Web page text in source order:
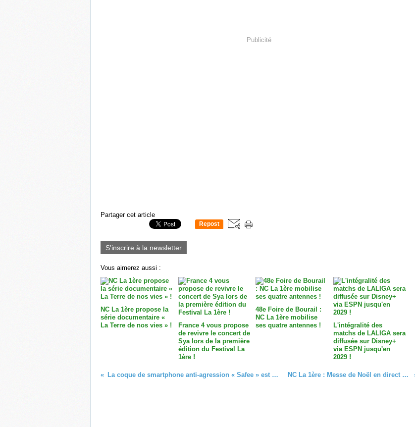
Publicité
Partager cet article
Repost
S'inscrire à la newsletter
Vous aimerez aussi :
NC La 1ère propose la
série documentaire «
La Terre de nos vies » !
France 4 vous propose
de revivre le concert de
Sya lors de la première
édition du Festival La
1ère !
48e Foire de Bourail :
NC La 1ère mobilise
ses quatre antennes !
L'intégralité des
matchs de LALIGA sera
diffusée sur Disney+
via ESPN jusqu'en
2029 !
La coque de smartphone anti-agression « Safee » est maintenant disponible à La Réunion et à Mayotte via SFR ! NC La 1ère : Messe de Noël en direct de la cathédrale Saint-Joseph de Nouméa !